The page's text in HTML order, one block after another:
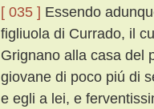
[ 035 ] Essendo
figliuola di Currado, il
Grignano alla casa del
giovane di poco piú di
e egli a lei, e